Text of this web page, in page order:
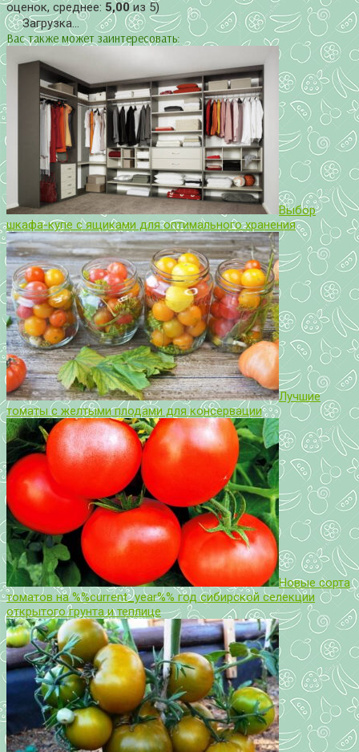
оценок, среднее: 5,00из 5)
Загрузка...
Вас также может заинтересовать:
Выбор
шкафа-купе с ящиками для оптимального хранения
Лучшие
томаты с желтыми плодами для консервации
Новые сорта
томатов на %%current_year%% год сибирской селекции
открытого грунта и теплице